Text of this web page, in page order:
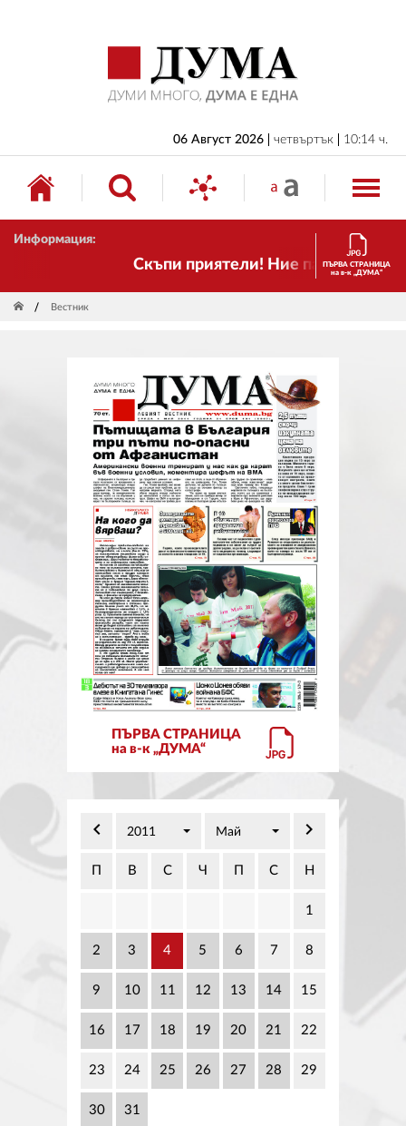
06 Август 2026 четвъртък 10:14 ч.
Информация:
Скъпи приятели! Ние пак сме тук!
ПЪРВА СТРАНИЦА
на в-к „ДУМА“
Вестник
ПЪРВА СТРАНИЦА
на в-к „ДУМА“
keyboard_arrow_left 2011 Май keyboard_arrow_right
П В С Ч П С Н
1
2 3 4 5 6 7 8
9 10 11 12 13 14 15
16 17 18 19 20 21 22
23 24 25 26 27 28 29
30 31
БЪЛГАРИЯ
ИКОНОМИКА
ИЗБОРИ
СВЯТ
ДРУГИ
ЗА НАС
АВТОРИ
РЕДАКЦИЯ
КОНТАКТИ
РЕКЛАМА
АБОНАМЕНТ
УСЛОВИЯ ЗА ПОЛЗВАНЕ
ПОЛИТИКА ЗА БИСКВИТКИТЕ
ПОЛИТИКАТА ЗА
ПОВЕРИТЕЛНОСТ
02 975 20 35